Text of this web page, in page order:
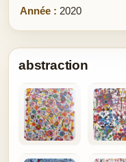
Année : 2020
abstraction